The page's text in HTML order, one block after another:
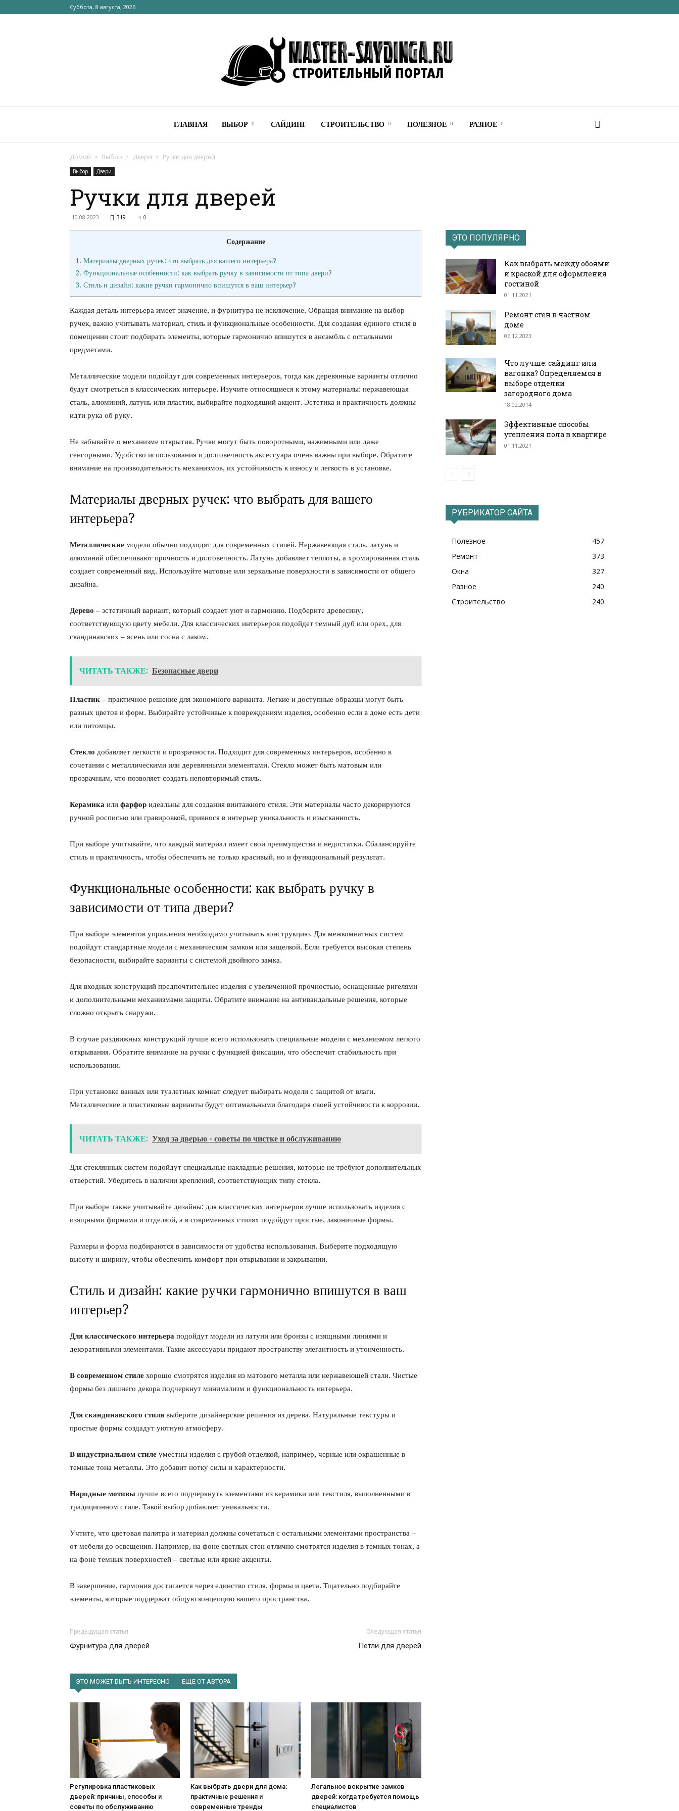
Суббота, 8 августа, 2026
Строительный
ГЛАВНАЯ ВЫБОР САЙДИНГ СТРОИТЕЛЬСТВО ПОЛЕЗНОЕ РАЗНОЕ
Домой Выбор Двери Ручки для дверей
Выбор Двери
Ручки для дверей
10.08.2023 319 0
Содержание
1. Материалы дверных ручек: что выбрать для вашего интерьера?
2. Функциональные особенности: как выбрать ручку в зависимости от типа двери?
3. Стиль и дизайн: какие ручки гармонично впишутся в ваш интерьер?
Каждая деталь интерьера имеет значение, и фурнитура не исключение. Обращая внимание на выбор
ручек, важно учитывать материал, стиль и функциональные особенности. Для создания единого стиля в
помещении стоит подбирать элементы, которые гармонично впишутся в ансамбль с остальными
предметами.
Металлические модели подойдут для современных интерьеров, тогда как деревянные варианты отлично
будут смотреться в классических интерьере. Изучите относящиеся к этому материалы: нержавеющая
сталь, алюминий, латунь или пластик, выбирайте подходящий акцент. Эстетика и практичность должны
идти рука об руку.
Не забывайте о механизме открытия. Ручки могут быть поворотными, нажимными или даже
сенсорными. Удобство использования и долговечность аксессуара очень важны при выборе. Обратите
внимание на производительность механизмов, их устойчивость к износу и легкость в установке.
Материалы дверных ручек: что выбрать для вашего
интерьера?
Металлические модели обычно подходят для современных стилей. Нержавеющая сталь, латунь и
алюминий обеспечивают прочность и долговечность. Латунь добавляет теплоты, а хромированная сталь
создает современный вид. Используйте матовые или зеркальные поверхности в зависимости от общего
дизайна.
Дерево – эстетичный вариант, который создает уют и гармонию. Подберите древесину,
соответствующую цвету мебели. Для классических интерьеров подойдет темный дуб или орех, для
скандинавских – ясень или сосна с лаком.
ЧИТАТЬ ТАКЖЕ: Безопасные двери
Пластик – практичное решение для экономного варианта. Легкие и доступные образцы могут быть
разных цветов и форм. Выбирайте устойчивые к повреждениям изделия, особенно если в доме есть дети
или питомцы.
Стекло добавляет легкости и прозрачности. Подходит для современных интерьеров, особенно в
сочетании с металлическими или деревянными элементами. Стекло может быть матовым или
прозрачным, что позволяет создать неповторимый стиль.
Керамика или фарфор идеальны для создания винтажного стиля. Эти материалы часто декорируются
ручной росписью или гравировкой, привнося в интерьер уникальность и изысканность.
При выборе учитывайте, что каждый материал имеет свои преимущества и недостатки. Сбалансируйте
стиль и практичность, чтобы обеспечить не только красивый, но и функциональный результат.
Функциональные особенности: как выбрать ручку в
зависимости от типа двери?
При выборе элементов управления необходимо учитывать конструкцию. Для межкомнатных систем
подойдут стандартные модели с механическим замком или защелкой. Если требуется высокая степень
безопасности, выбирайте варианты с системой двойного замка.
Для входных конструкций предпочтительнее изделия с увеличенной прочностью, оснащенные ригелями
и дополнительными механизмами защиты. Обратите внимание на антивандальные решения, которые
сложно открыть снаружи.
В случае раздвижных конструкций лучше всего использовать специальные модели с механизмом легкого
открывания. Обратите внимание на ручки с функцией фиксации, что обеспечит стабильность при
использовании.
При установке ванных или туалетных комнат следует выбирать модели с защитой от влаги.
Металлические и пластиковые варианты будут оптимальными благодаря своей устойчивости к коррозии.
ЧИТАТЬ ТАКЖЕ: Уход за дверью - советы по чистке и обслуживанию
Для стеклянных систем подойдут специальные накладные решения, которые не требуют дополнительных
отверстий. Убедитесь в наличии креплений, соответствующих типу стекла.
При выборе также учитывайте дизайны: для классических интерьеров лучше использовать изделия с
изящными формами и отделкой, а в современных стилях подойдут простые, лаконичные формы.
Размеры и форма подбираются в зависимости от удобства использования. Выберите подходящую
высоту и ширину, чтобы обеспечить комфорт при открывании и закрывании.
Стиль и дизайн: какие ручки гармонично впишутся в ваш
интерьер?
Для классического интерьера подойдут модели из латуни или бронзы с изящными линиями и
декоративными элементами. Такие аксессуары придают пространству элегантность и утонченность.
В современном стиле хорошо смотрятся изделия из матового металла или нержавеющей стали. Чистые
формы без лишнего декора подчеркнут минимализм и функциональность интерьера.
Для скандинавского стиля выберите дизайнерские решения из дерева. Натуральные текстуры и
простые формы создадут уютную атмосферу.
В индустриальном стиле уместны изделия с грубой отделкой, например, черные или окрашенные в
темные тона металлы. Это добавит нотку силы и характерности.
Народные мотивы лучше всего подчеркнуть элементами из керамики или текстиля, выполненными в
традиционном стиле. Такой выбор добавляет уникальности.
Учтите, что цветовая палитра и материал должны сочетаться с остальными элементами пространства –
от мебели до освещения. Например, на фоне светлых стен отлично смотрятся изделия в темных тонах, а
на фоне темных поверхностей – светлые или яркие акценты.
В завершение, гармония достигается через единство стиля, формы и цвета. Тщательно подбирайте
элементы, которые поддержат общую концепцию вашего пространства.
Предыдущая статья
Фурнитура для дверей
Следующая статья
Петли для дверей
ЭТО МОЖЕТ БЫТЬ ИНТЕРЕСНО ЕЩЕ ОТ АВТОРА
Регулировка пластиковых
дверей: причины, способы и
советы по обслуживанию
Как выбрать двери для дома:
практичные решения и
современные тренды
Легальное вскрытие замков
дверей: когда требуется помощь
специалистов
ЭТО ПОПУЛЯРНО
Как выбрать между обоями
и краской для оформления
гостиной
01.11.2021
Ремонт стен в частном
доме
06.12.2023
Что лучше: сайдинг или
вагонка? Определяемся в
выборе отделки
загородного дома
18.02.2014
Эффективные способы
утепления пола в квартире
01.11.2021
РУБРИКАТОР САЙТА
Полезное
457
Ремонт
373
Окна
327
Разное
240
Строительство
240